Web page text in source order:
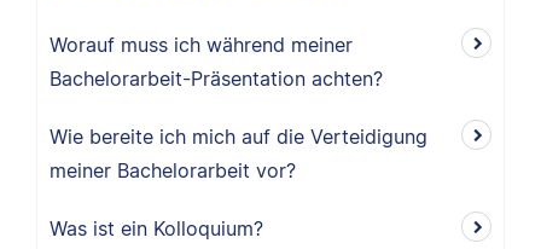
Worauf muss ich während meiner
Bachelorarbeit-Präsentation achten?
Wie bereite ich mich auf die Verteidigung
meiner Bachelorarbeit vor?
Was ist ein Kolloquium?